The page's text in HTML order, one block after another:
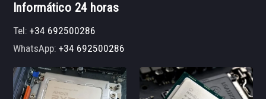
Informático 24 horas
Tel:+34 692500286
WhatsApp:+34 692500286